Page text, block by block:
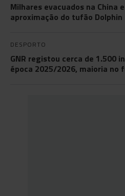
Milhares evacuados na China
aproximação do tufão Dolphin
DESPORTO
GNR registou cerca de 1.500
época 2025/2026, maioria no